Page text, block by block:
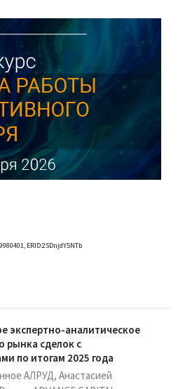
ERID:2SDnjdY5NTb
экспертно-аналитическое
рынка сделок с
по итогам 2025 года
АЛРУД, Анастасией